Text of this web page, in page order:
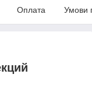
Оплата Умови